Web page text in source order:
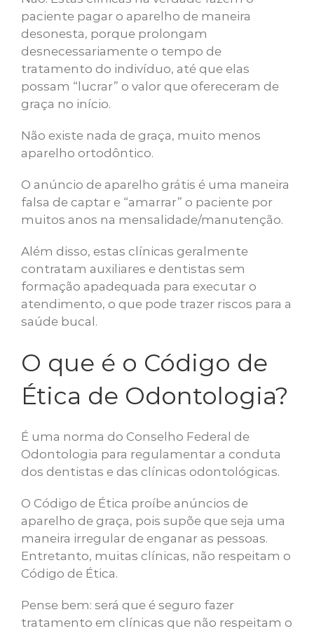
paciente pagar o aparelho de maneira
desonesta, porque prolongam
desnecessariamente o tempo de
tratamento do indivíduo, até que elas
possam “lucrar” o valor que ofereceram de
graça no início.
Não existe nada de graça, muito menos
aparelho ortodôntico.
O anúncio de aparelho grátis é uma maneira
falsa de captar e “amarrar” o paciente por
muitos anos na mensalidade/manutenção.
Além disso, estas clínicas geralmente
contratam auxiliares e dentistas sem
formação apadequada para executar o
atendimento, o que pode trazer riscos para a
saúde bucal.
O que é o Código de
Ética de Odontologia?
É uma norma do Conselho Federal de
Odontologia para regulamentar a conduta
dos dentistas e das clínicas odontológicas.
O Código de Ética proíbe anúncios de
aparelho de graça, pois supõe que seja uma
maneira irregular de enganar as pessoas.
Entretanto, muitas clínicas, não respeitam o
Código de Ética.
Pense bem: será que é seguro fazer
tratamento em clínicas que não respeitam o